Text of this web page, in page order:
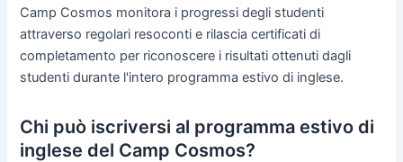
Camp Cosmos monitora i progressi degli studenti
attraverso regolari resoconti e rilascia certificati di
completamento per riconoscere i risultati ottenuti dagli
studenti durante l'intero programma estivo di inglese.
Chi può iscriversi al programma estivo di
inglese del Camp Cosmos?